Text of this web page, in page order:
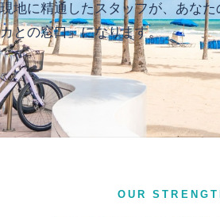
現地に精通したスタッフが、あな
カとの窓口」になります。
OUR